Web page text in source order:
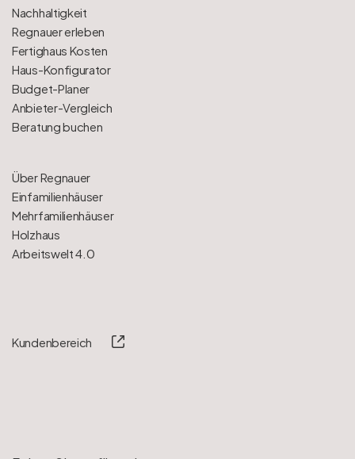
Nachhaltigkeit
Regnauer erleben
Fertighaus Kosten
Haus-Konfigurator
Budget-Planer
Anbieter-Vergleich
Beratung buchen
Über Regnauer
Einfamilienhäuser
Mehrfamilienhäuser
Holzhaus
Arbeitswelt 4.0
Kundenbereich